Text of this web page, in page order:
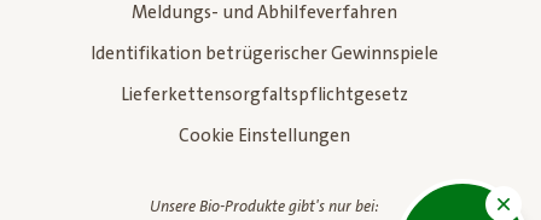
Meldungs- und Abhilfeverfahren
Identifikation betrügerischer Gewinnspiele
Lieferkettensorgfaltspflichtgesetz
Cookie Einstellungen
Unsere Bio-Produkte gibt's nur bei: